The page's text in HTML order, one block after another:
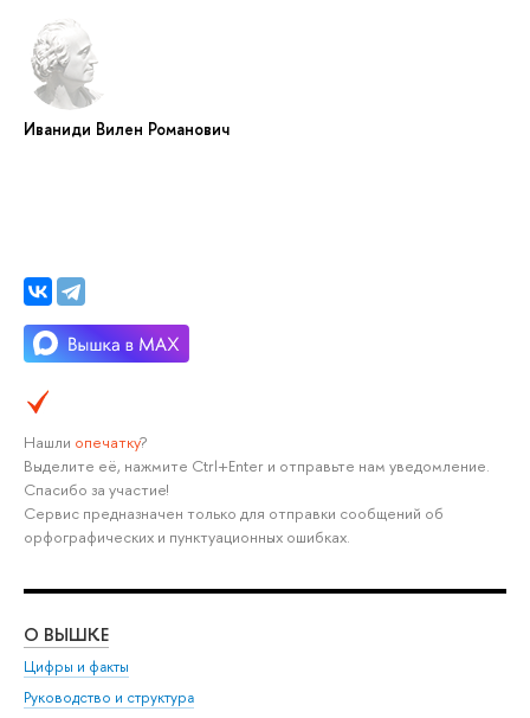
Иваниди Вилен Романович
Нашли опечатку?
Выделите её, нажмите Ctrl+Enter и отправьте нам уведомление.
Спасибо за участие!
Сервис предназначен только для отправки сообщений об
орфографических и пунктуационных ошибках.
О ВЫШКЕ
Цифры и факты
Руководство и структура